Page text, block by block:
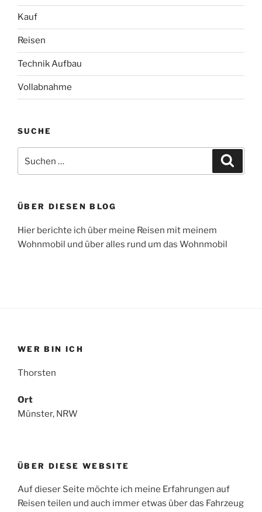
Kauf
Reisen
Technik Aufbau
Vollabnahme
SUCHE
ÜBER DIESEN BLOG
Hier berichte ich über meine Reisen mit meinem
Wohnmobil und über alles rund um das Wohnmobil
WER BIN ICH
Thorsten
Ort
Münster, NRW
ÜBER DIESE WEBSITE
Auf dieser Seite möchte ich meine Erfahrungen auf
Reisen teilen und auch immer etwas über das Fahrzeug